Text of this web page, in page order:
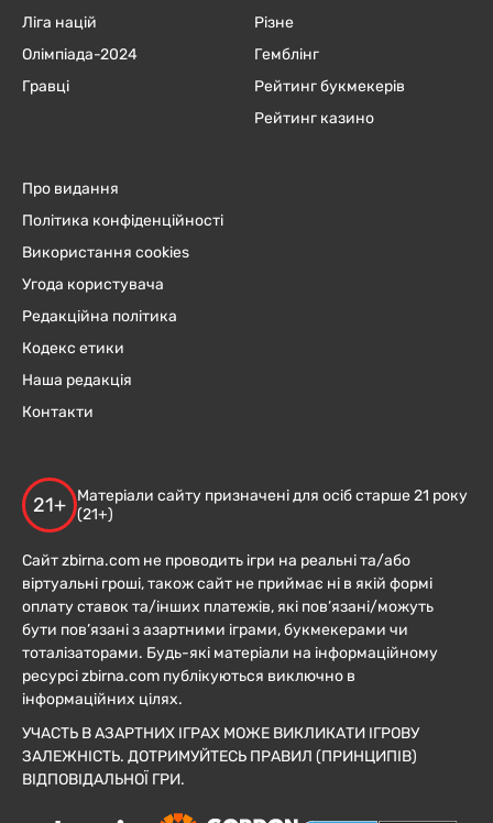
Ліга націй
Олімпіада-2024
Гравці
Різне
Гемблінг
Рейтинг букмекерів
Рейтинг казино
Про видання
Політика конфіденційності
Використання cookies
Угода користувача
Редакційна політика
Кодекс етики
Наша редакція
Контакти
21+
Матеріали сайту призначені для осіб старше 21 року
(21+)
Сайт zbirna.com не проводить ігри на реальні та/або
віртуальні гроші, також сайт не приймає ні в якій формі
оплату ставок та/інших платежів, які пов’язані/можуть
бути пов’язані з азартними іграми, букмекерами чи
тоталізаторами. Будь-які матеріали на інформаційному
ресурсі zbirna.com публікуються виключно в
інформаційних цілях.
УЧАСТЬ В АЗАРТНИХ ІГРАХ МОЖЕ ВИКЛИКАТИ ІГРОВУ
ЗАЛЕЖНІСТЬ. ДОТРИМУЙТЕСЬ ПРАВИЛ (ПРИНЦИПІВ)
ВІДПОВІДАЛЬНОЇ ГРИ.